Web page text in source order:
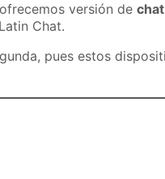
versión de
Chat.
pues estos